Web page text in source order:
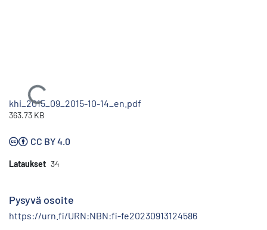
Ladataan...
khi_2015_09_2015-10-14_en.pdf
363.73 KB
CC BY 4.0
Lataukset 34
Pysyvä osoite
https://urn.fi/URN:NBN:fi-fe20230913124586